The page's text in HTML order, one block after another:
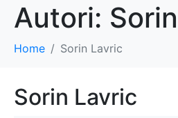
Autori:
Home Sorin Lavric
Sorin Lavric